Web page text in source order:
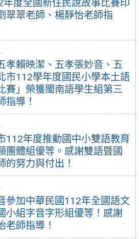
度全國新住民說故事比賽印
翠翠老師、楊靜怡老師指
孝賴映潔、五孝張妙音、五
市112學年度國民小學本土語
賽」榮獲閩南語學生組第三
指導！
112年度推動國中小雙語教育
團體組優等。感謝雙語暨國
的努力與付出！
參加中華民國112年全國語文
小組字音字形組優等！感謝
老師指導！